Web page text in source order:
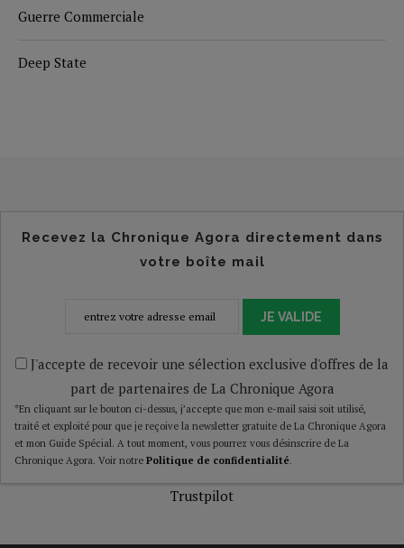
Guerre Commerciale
Deep State
Recevez la Chronique Agora directement dans
votre boîte mail
JE VALIDE
J'accepte de recevoir une sélection exclusive d'offres de la
part de partenaires de La Chronique Agora
*En cliquant sur le bouton ci-dessus, j’accepte que mon e-mail saisi soit utilisé,
traité et exploité pour que je reçoive la newsletter gratuite de La Chronique Agora
et mon Guide Spécial. A tout moment, vous pourrez vous désinscrire de La
Chronique Agora. Voir notre Politique de confidentialité.
Trustpilot